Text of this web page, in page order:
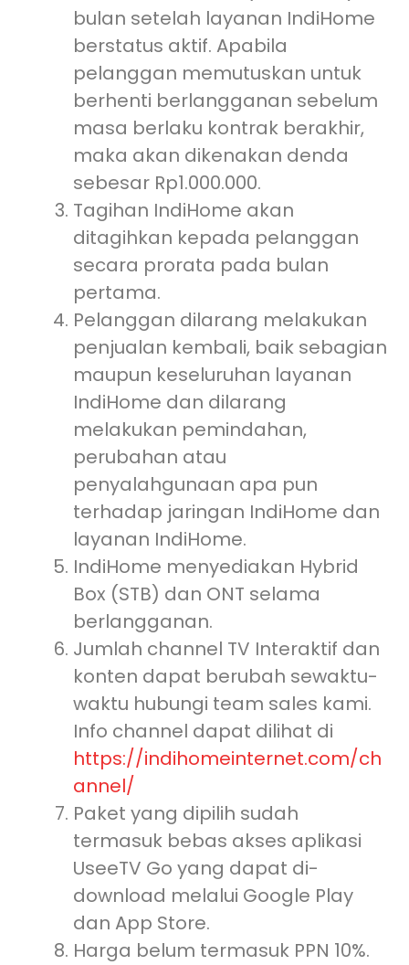
bulan setelah layanan IndiHome
berstatus aktif. Apabila
pelanggan memutuskan untuk
berhenti berlangganan sebelum
masa berlaku kontrak berakhir,
maka akan dikenakan denda
sebesar Rp1.000.000.
Tagihan IndiHome akan
ditagihkan kepada pelanggan
secara prorata pada bulan
pertama.
Pelanggan dilarang melakukan
penjualan kembali, baik sebagian
maupun keseluruhan layanan
IndiHome dan dilarang
melakukan pemindahan,
perubahan atau
penyalahgunaan apa pun
terhadap jaringan IndiHome dan
layanan IndiHome.
IndiHome menyediakan Hybrid
Box (STB) dan ONT selama
berlangganan.
Jumlah channel TV Interaktif dan
konten dapat berubah sewaktu-
waktu hubungi team sales kami.
Info channel dapat dilihat di
https://indihomeinternet.com/ch
annel/
Paket yang dipilih sudah
termasuk bebas akses aplikasi
UseeTV Go yang dapat di-
download melalui Google Play
dan App Store.
Harga belum termasuk PPN 10%.